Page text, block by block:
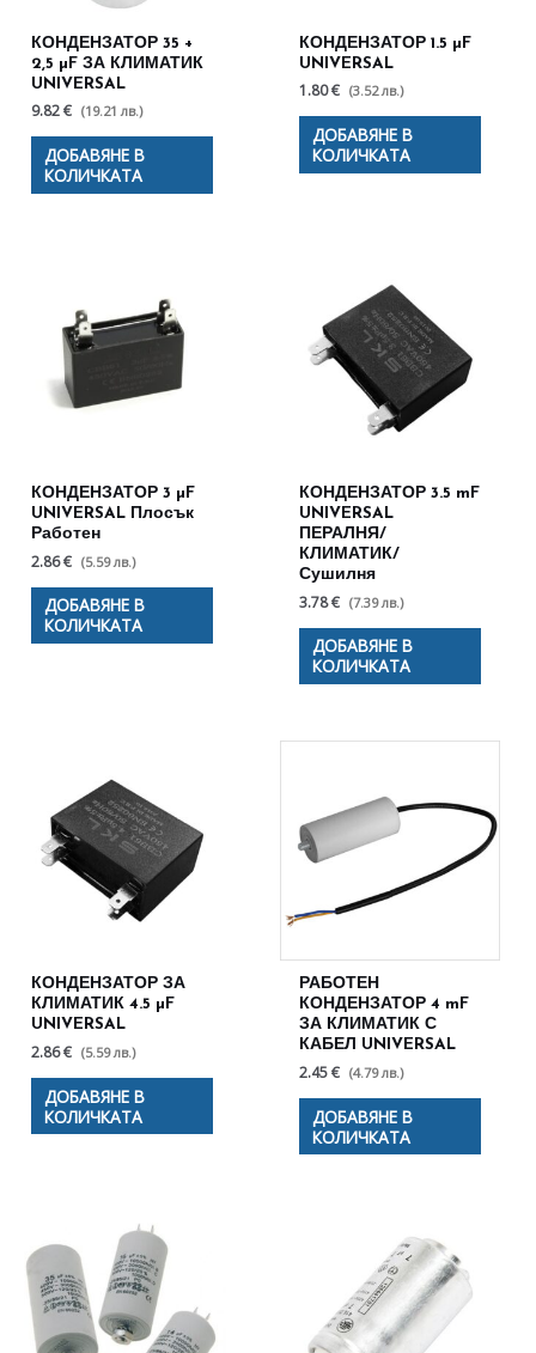
КОНДЕНЗАТОР 35 +
2,5 µF ЗА КЛИМАТИК
UNIVERSAL
9.82 € (19.21 лв.)
ДОБАВЯНЕ В
КОЛИЧКАТА
КОНДЕНЗАТОР 1.5 µF
UNIVERSAL
1.80 € (3.52 лв.)
ДОБАВЯНЕ В
КОЛИЧКАТА
КОНДЕНЗАТОР 3 µF
UNIVERSAL Плосък
Работен
2.86 € (5.59 лв.)
ДОБАВЯНЕ В
КОЛИЧКАТА
КОНДЕНЗАТОР 3.5 mF
UNIVERSAL
ПЕРАЛНЯ/
КЛИМАТИК/
Сушилня
3.78 € (7.39 лв.)
ДОБАВЯНЕ В
КОЛИЧКАТА
КОНДЕНЗАТОР ЗА
КЛИМАТИК 4.5 µF
UNIVERSAL
2.86 € (5.59 лв.)
ДОБАВЯНЕ В
КОЛИЧКАТА
РАБОТЕН
КОНДЕНЗАТОР 4 mF
ЗА КЛИМАТИК С
КАБЕЛ UNIVERSAL
2.45 € (4.79 лв.)
ДОБАВЯНЕ В
КОЛИЧКАТА